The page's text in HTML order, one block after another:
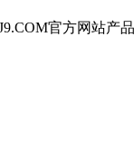
官方网站产